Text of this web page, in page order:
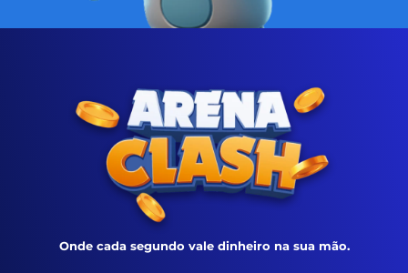
Onde cada segundo vale dinheiro na sua mão.